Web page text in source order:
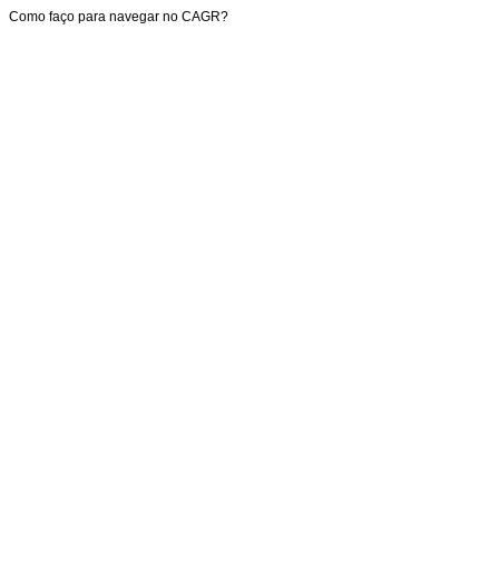
Como faço para navegar no CAGR?